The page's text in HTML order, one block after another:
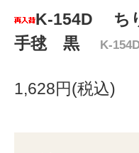
K-154D ち
手毬 黒
K-
1,628円(税込)